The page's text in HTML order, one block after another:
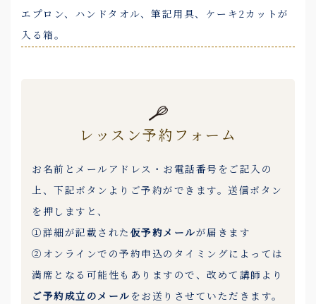
エプロン、ハンドタオル、筆記用具、ケーキ2カットが
入る箱。
レッスン予約フォーム
お名前とメールアドレス・お電話番号をご記入の
上、下記ボタンよりご予約ができます。送信ボタン
を押しますと、
①詳細が記載された 仮予約メールが届きます
②オンラインでの予約申込のタイミングによっては
満席となる可能性もありますので、改めて講師より
ご予約成立のメール をお送りさせていただきます。